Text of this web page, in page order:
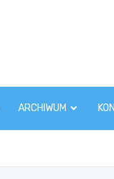
ARCHIWUM